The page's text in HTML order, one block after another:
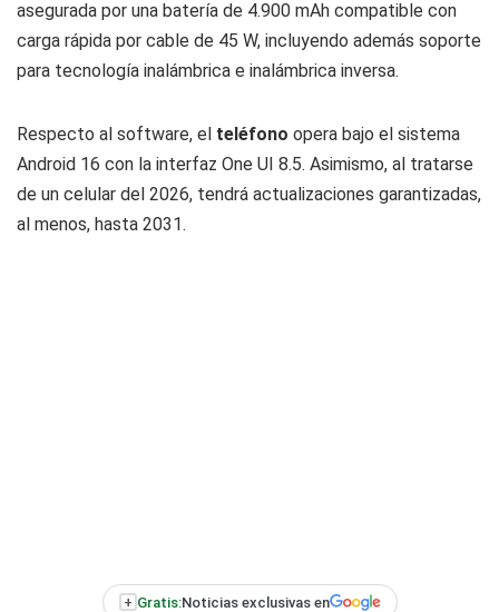
asegurada por una batería de 4.900 mAh compatible con
carga rápida por cable de 45 W, incluyendo además soporte
para tecnología inalámbrica e inalámbrica inversa.
Respecto al software, el teléfono opera bajo el sistema
Android 16 con la interfaz One UI 8.5. Asimismo, al tratarse
de un celular del 2026, tendrá actualizaciones garantizadas,
al menos, hasta 2031.
+ Gratis:Noticias exclusivas en